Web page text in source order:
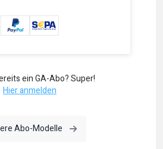
ein GA-Abo? Super!
Hier anmelden
Abo-Modelle